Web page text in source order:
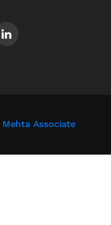
Mehta Associate